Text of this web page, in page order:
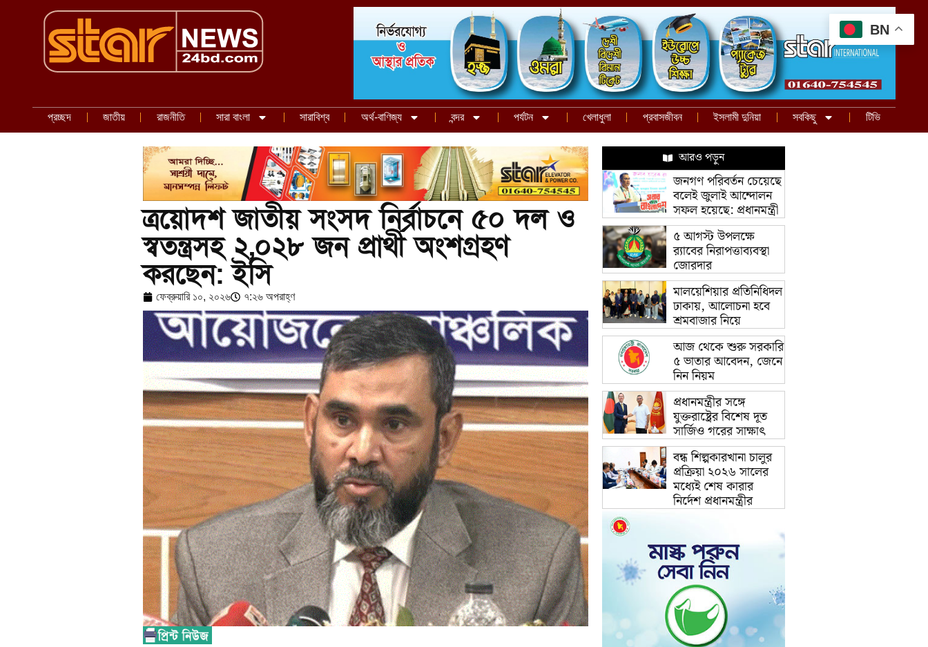
প্রচ্ছদ জাতীয় রাজনীতি সারা বাংলা সারাবিশ্ব অর্থ-বাণিজ্য বন্দর পর্যটন খেলাধুলা প্রবাসজীবন ইসলামী দুনিয়া সবকিছু টিভি
ত্রয়োদশ জাতীয় সংসদ নির্বাচনে ৫০ দল ও
স্বতন্ত্রসহ ২,০২৮ জন প্রার্থী অংশগ্রহণ
করছেন: ইসি
ফেব্রুয়ারি ১০, ২০২৬ ৭:২৬ অপরাহ্ণ
আরও পড়ুন
জনগণ পরিবর্তন চেয়েছে
বলেই জুলাই আন্দোলন
সফল হয়েছে: প্রধানমন্ত্রী
৫ আগস্ট উপলক্ষে
র‌্যাবের নিরাপত্তাব্যবস্থা
জোরদার
মালয়েশিয়ার প্রতিনিধিদল
ঢাকায়, আলোচনা হবে
শ্রমবাজার নিয়ে
আজ থেকে শুরু সরকারি
৫ ভাতার আবেদন, জেনে
নিন নিয়ম
প্রধানমন্ত্রীর সঙ্গে
যুক্তরাষ্ট্রের বিশেষ দূত
সার্জিও গরের সাক্ষাৎ
বন্ধ শিল্পকারখানা চালুর
প্রক্রিয়া ২০২৬ সালের
মধ্যেই শেষ কারার
নির্দেশ প্রধানমন্ত্রীর
BN